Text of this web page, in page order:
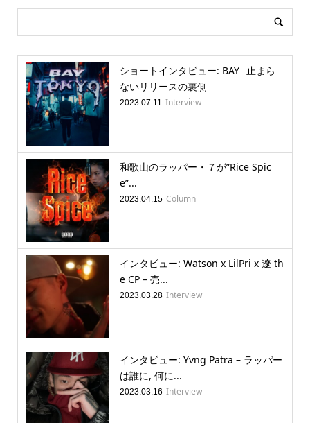
ショートインタビュー: BAY─止まら
ないリリースの裏側
2023.07.11 Interview
和歌山のラッパー・７が”Rice Spic
e”...
2023.04.15 Column
インタビュー: Watson x LilPri x 遼 th
e CP – 売...
2023.03.28 Interview
インタビュー: Yvng Patra – ラッパー
は誰に, 何に...
2023.03.16 Interview